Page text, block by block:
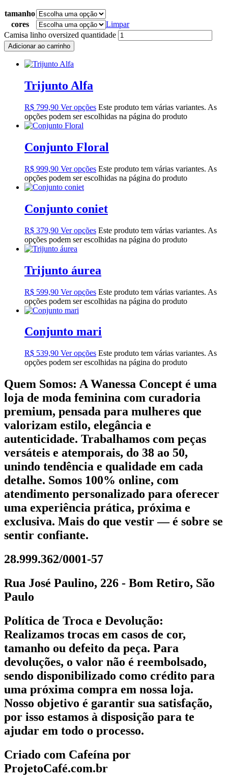
tamanho
cores
Limpar
Camisa linho oversized quantidade
Adicionar ao carrinho
Trijunto Alfa
R$ 799,90 Ver opções Este produto tem várias variantes. As
opções podem ser escolhidas na página do produto
Conjunto Floral
R$ 999,90 Ver opções Este produto tem várias variantes. As
opções podem ser escolhidas na página do produto
Conjunto coniet
R$ 379,90 Ver opções Este produto tem várias variantes. As
opções podem ser escolhidas na página do produto
Trijunto áurea
R$ 599,90 Ver opções Este produto tem várias variantes. As
opções podem ser escolhidas na página do produto
Conjunto mari
R$ 539,90 Ver opções Este produto tem várias variantes. As
opções podem ser escolhidas na página do produto
Quem Somos: A Wanessa Concept é uma
loja de moda feminina com curadoria
premium, pensada para mulheres que
valorizam estilo, elegância e
autenticidade. Trabalhamos com peças
versáteis e atemporais, do 38 ao 50,
unindo tendência e qualidade em cada
detalhe. Somos 100% online, com
atendimento personalizado para oferecer
uma experiência prática, próxima e
exclusiva. Mais do que vestir — é sobre se
sentir confiante.
28.999.362/0001-57
Rua José Paulino, 226 - Bom Retiro, São
Paulo
Política de Troca e Devolução:
Realizamos trocas em casos de cor,
tamanho ou defeito da peça. Para
devoluções, o valor não é reembolsado,
sendo disponibilizado como crédito para
uma próxima compra em nossa loja.
Nosso objetivo é garantir sua satisfação,
por isso estamos à disposição para te
ajudar em todo o processo.
Criado com Cafeína por
ProjetoCafé.com.br